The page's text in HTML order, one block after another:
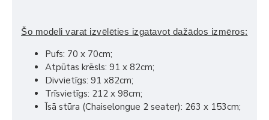
Šo modeli varat izvēlēties izgatavot dažādos izmēros:
Pufs: 70 x 70cm;
Atpūtas krēsls: 91 x 82cm;
Divvietīgs: 91 x82cm;
Trīsvietīgs: 212 x 98cm;
Īsā stūra (Chaiselongue 2 seater): 263 x 153cm;